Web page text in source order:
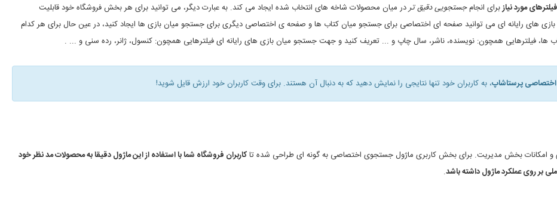
مورد نیازبرای انجامجستجویی دقیق تردر میان محصولات شاخه های انتخاب شده ایجاد می کند. به عبارت دیگر، می توانید برای هر بخش فروشگاه خود قابلیت
های رایانه ای می توانید صفحه ای اختصاصی برای جستجو میان کتاب ها و صفحه ی اختصاصی دیگری برای جستجو میان بازی ها ایجاد کنید، در عین حال برای هر کدام
ها، فیلترهایی همچون: نویسنده، ناشر، سال چاپ و ... تعریف کنید و جهت جستجو میان بازی های رایانه ای فیلترهایی همچون: کنسول، ژانر، رده سنی و ... .
پرستاشاپ، به کاربران خود تنها نتایجی را نمایش دهید که به دنبال آن هستند. برای وقت کاربران خود ارزش قایل شوید!
و امکانات بخش مدیریت. برای بخش کاربری ماژول جستجوی اختصاصی به گونه ای طراحی شده تاکاربران فروشگاه شما با استفاده از این ماژول دقیقا به محصولات مد نظر خود
بر روی عملکرد ماژول داشته باشد.